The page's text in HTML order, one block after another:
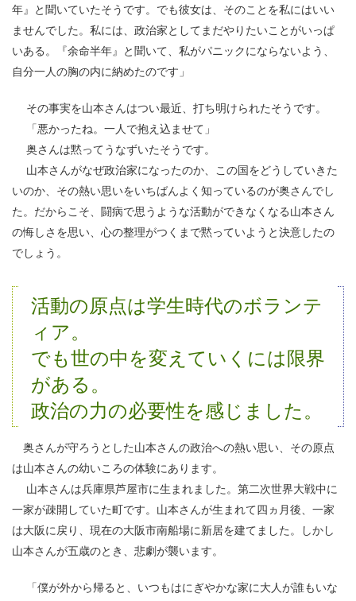
年』と聞いていたそうです。でも彼女は、そのことを私にはいい
ませんでした。私には、政治家としてまだやりたいことがいっぱ
いある。『余命半年』と聞いて、私がパニックにならないよう、
自分一人の胸の内に納めたのです」
その事実を山本さんはつい最近、打ち明けられたそうです。
「悪かったね。一人で抱え込ませて」
奥さんは黙ってうなずいたそうです。
山本さんがなぜ政治家になったのか、この国をどうしていきた
いのか、その熱い思いをいちばんよく知っているのが奥さんでし
た。だからこそ、闘病で思うような活動ができなくなる山本さん
の悔しさを思い、心の整理がつくまで黙っていようと決意したの
でしょう。
活動の原点は学生時代のボランテ
ィア。
でも世の中を変えていくには限界
がある。
政治の力の必要性を感じました。
奥さんが守ろうとした山本さんの政治への熱い思い、その原点
は山本さんの幼いころの体験にあります。
山本さんは兵庫県芦屋市に生まれました。第二次世界大戦中に
一家が疎開していた町です。山本さんが生まれて四ヵ月後、一家
は大阪に戻り、現在の大阪市南船場に新居を建てました。しかし
山本さんが五歳のとき、悲劇が襲います。
「僕が外から帰ると、いつもはにぎやかな家に大人が誰もいな